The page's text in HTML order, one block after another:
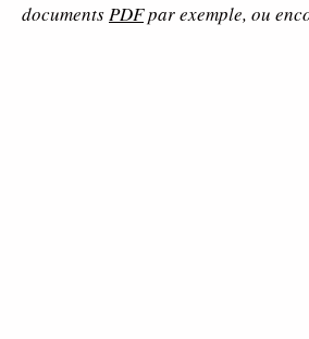
documentsPDFpar exemple, ou